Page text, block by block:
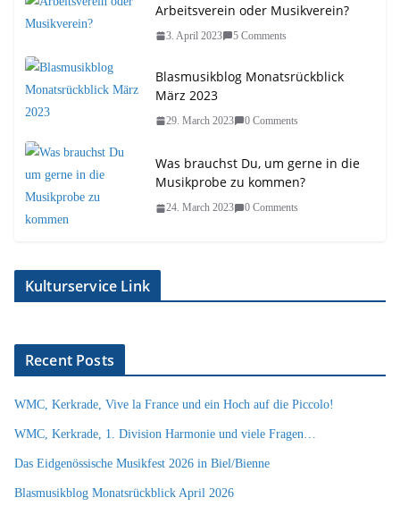
Arbeitsverein oder Musikverein?
3. April 2023 5 Comments
Blasmusikblog Monatsrückblick
März 2023
29. March 2023 0 Comments
Was brauchst Du, um gerne in die
Musikprobe zu kommen?
24. March 2023 0 Comments
Kulturservice Link
Recent Posts
WMC, Kerkrade, Vive la France und ein Hoch auf die Piccolo!
WMC, Kerkrade, 1. Division Harmonie und viele Fragen…
Das Eidgenössische Musikfest 2026 in Biel/Bienne
Blasmusikblog Monatsrückblick April 2026